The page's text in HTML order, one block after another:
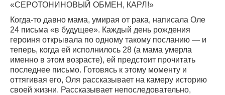
«СЕРОТОНИНОВЫЙ ОБМЕН, КАРЛ!»
Когда-то давно мама, умирая от рака, написала Оле
24 письма «в будущее». Каждый день рождения
героиня открывала по одному такому посланию — и
теперь, когда ей исполнилось 28 (а мама умерла
именно в этом возрасте), ей предстоит прочитать
последнее письмо. Готовясь к этому моменту и
оттягивая его, Оля рассказывает на камеру историю
своей жизни. Рассказывает непоследовательно,